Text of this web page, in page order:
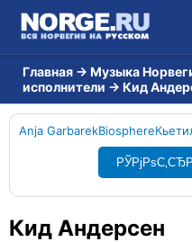
Главная → Музыка
исполнители → Кид
Anja GarbarekBiosphere
Кид Андерсен